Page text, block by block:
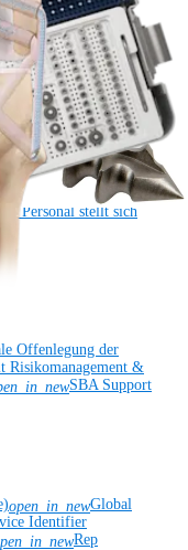
und HandgelenkFuß
Cardiothoracic
&
Personal stellt sich
Offenlegung der
Risikomanagement &
SBA Support
open_in_newGlobal
Identifier
Rep